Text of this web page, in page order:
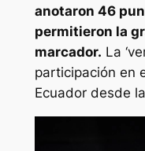
anotaron 46
permitieron la
marcador. La
participación en
Ecuador desde